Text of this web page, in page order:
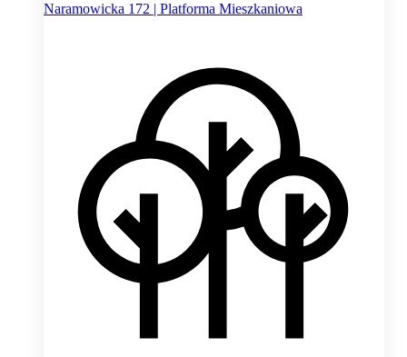
Naramowicka 172 | Platforma Mieszkaniowa